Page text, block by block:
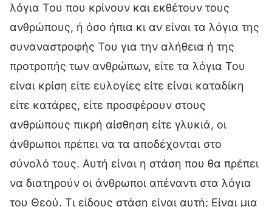
λόγια Του που κρίνουν και εκθέτουν τους
ανθρώπους, ή όσο ήπια κι αν είναι τα λόγια της
συναναστροφής Του για την αλήθεια ή της
προτροπής των ανθρώπων, είτε τα λόγια Του
είναι κρίση είτε ευλογίες είτε είναι καταδίκη
είτε κατάρες, είτε προσφέρουν στους
ανθρώπους πικρή αίσθηση είτε γλυκιά, οι
άνθρωποι πρέπει να τα αποδέχονται στο
σύνολό τους. Αυτή είναι η στάση που θα πρέπει
να διατηρούν οι άνθρωποι απέναντι στα λόγια
του Θεού. Τι είδους στάση είναι αυτή; Είναι μια